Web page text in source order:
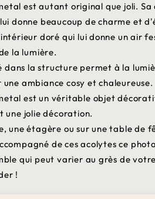
est autant original que joli.
donne beaucoup de charme et
doré qui lui donne un air
la lumière.
dans la structure permet à la
ambiance cosy et chaleureuse.
est un véritable objet
une jolie décoration.
une étagère ou sur une table de
de ces acolytes ce
qui peut varier au grès de
!